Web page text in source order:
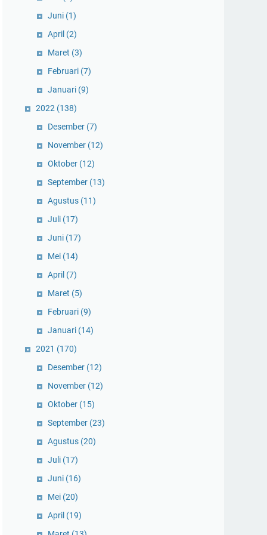
Juni (1)
April (2)
Maret (3)
Februari (7)
Januari (9)
2022 (138)
Desember (7)
November (12)
Oktober (12)
September (13)
Agustus (11)
Juli (17)
Juni (17)
Mei (14)
April (7)
Maret (5)
Februari (9)
Januari (14)
2021 (170)
Desember (12)
November (12)
Oktober (15)
September (23)
Agustus (20)
Juli (17)
Juni (16)
Mei (20)
April (19)